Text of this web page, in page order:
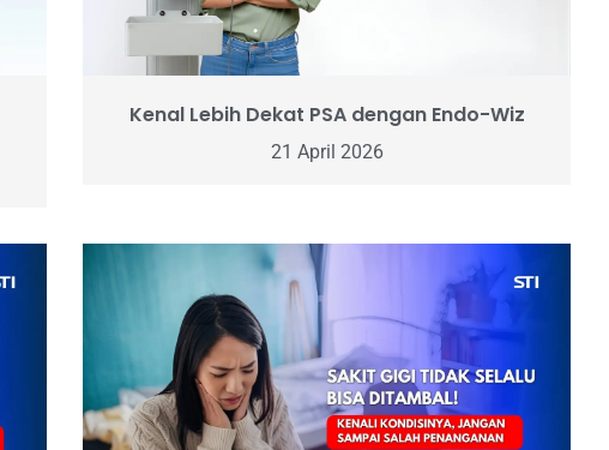
Kenal Lebih Dekat PSA dengan Endo-Wiz
21 April 2026